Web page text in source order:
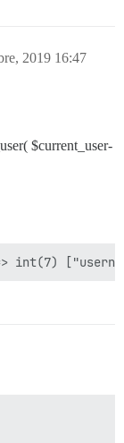
2019 16:47
$current_user-